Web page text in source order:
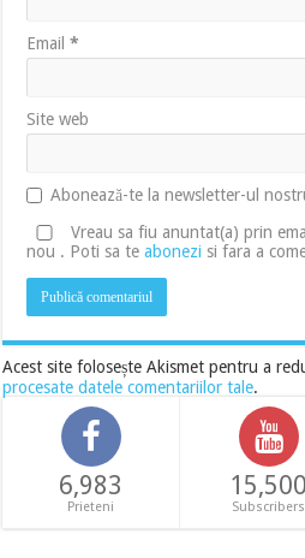
Email*
Site web
Abonează-te la newsletter-ul
Vreau sa fiu anuntat(a) prin
nou . Poti sa teabonezi si fara a
Acest site folosește Akismet pentru a
procesate datele comentariilor tale.
6,983
Prieteni
15,500
Subscribers